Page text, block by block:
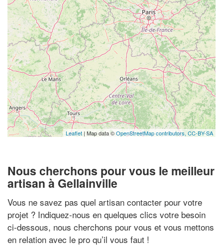
Leaflet | Map data ©OpenStreetMap contributors, CC-BY-SA
Nous cherchons pour vous le meilleur
artisan à Gellainville
Vous ne savez pas quel artisan contacter pour votre
projet ? Indiquez-nous en quelques clics votre besoin
ci-dessous, nous cherchons pour vous et vous mettons
en relation avec le pro qu’il vous faut !